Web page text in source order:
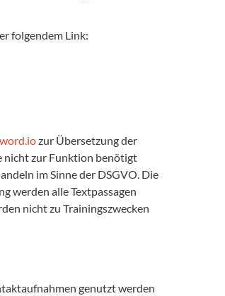
folgendem Link:
zur Übersetzung der
nicht zur Funktion benötigt
im Sinne der DSGVO. Die
werden alle Textpassagen
nicht zu Trainingszwecken
genutzt werden